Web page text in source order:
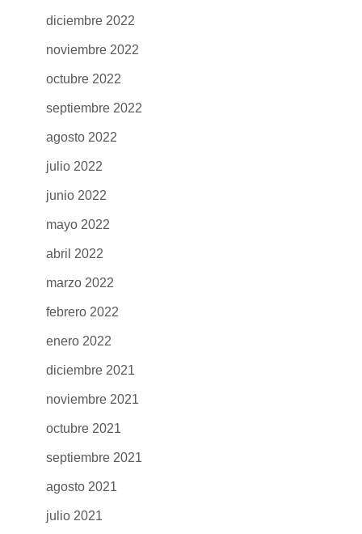
diciembre 2022
noviembre 2022
octubre 2022
septiembre 2022
agosto 2022
julio 2022
junio 2022
mayo 2022
abril 2022
marzo 2022
febrero 2022
enero 2022
diciembre 2021
noviembre 2021
octubre 2021
septiembre 2021
agosto 2021
julio 2021